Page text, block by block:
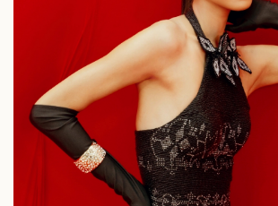
Văn hóa
Sân khấu - Điện ảnh
Văn học
Âm nhạc
Giải trí
Nghệ sĩ
Thời
Sao Việt